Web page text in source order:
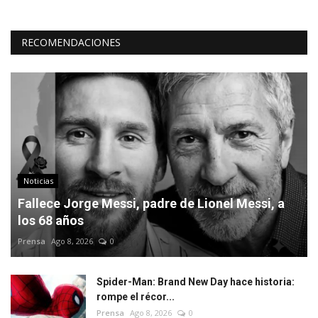
RECOMENDACIONES
Noticias
Fallece Jorge Messi, padre de Lionel Messi, a
los 68 años
Prensa Ago 8, 2026 0
Spider-Man: Brand New Day hace historia:
rompe el récor...
Prensa Ago 8, 2026 0